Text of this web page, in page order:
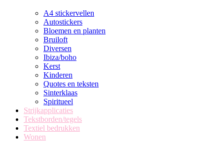
A4 stickervellen
Autostickers
Bloemen en planten
Bruiloft
Diversen
Ibiza/boho
Kerst
Kinderen
Quotes en teksten
Sinterklaas
Spiritueel
Strijkapplicaties
Tekstborden/tegels
Textiel bedrukken
Wonen